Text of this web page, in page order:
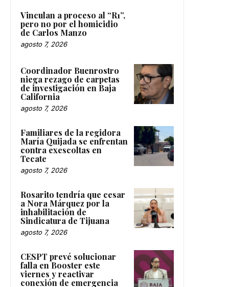
Vinculan a proceso al “R1”,
pero no por el homicidio
de Carlos Manzo
agosto 7, 2026
Coordinador Buenrostro
niega rezago de carpetas
de investigación en Baja
California
agosto 7, 2026
Familiares de la regidora
María Quijada se enfrentan
contra exescoltas en
Tecate
agosto 7, 2026
Rosarito tendría que cesar
a Nora Márquez por la
inhabilitación de
Sindicatura de Tijuana
agosto 7, 2026
CESPT prevé solucionar
falla en Booster este
viernes y reactivar
conexión de emergencia